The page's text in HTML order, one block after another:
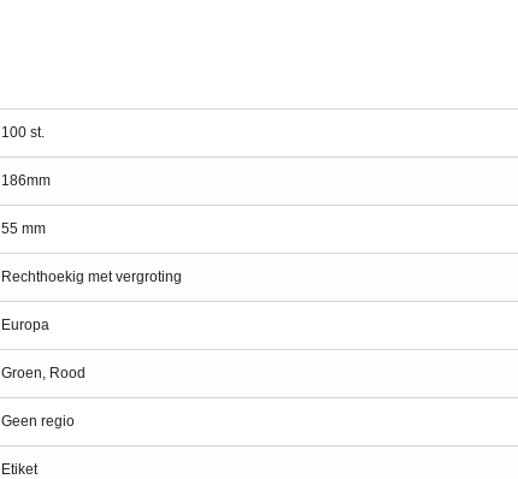
100 st.
186mm
55 mm
Rechthoekig met vergroting
Europa
Groen, Rood
Geen regio
Etiket